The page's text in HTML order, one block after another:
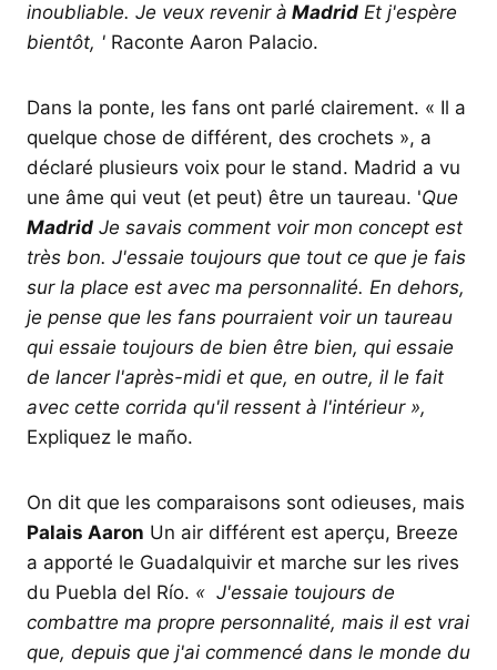
inoubliable. Je veux revenir à Madrid Et j'espère
bientôt, ' Raconte Aaron Palacio.
Dans la ponte, les fans ont parlé clairement. « Il a
quelque chose de différent, des crochets », a
déclaré plusieurs voix pour le stand. Madrid a vu
une âme qui veut (et peut) être un taureau. 'Que
Madrid Je savais comment voir mon concept est
très bon. J'essaie toujours que tout ce que je fais
sur la place est avec ma personnalité. En dehors,
je pense que les fans pourraient voir un taureau
qui essaie toujours de bien être bien, qui essaie
de lancer l'après-midi et que, en outre, il le fait
avec cette corrida qu'il ressent à l'intérieur »,
Expliquez le maño.
On dit que les comparaisons sont odieuses, mais
Palais Aaron Un air différent est aperçu, Breeze
a apporté le Guadalquivir et marche sur les rives
du Puebla del Río. « J'essaie toujours de
combattre ma propre personnalité, mais il est vrai
que, depuis que j'ai commencé dans le monde du